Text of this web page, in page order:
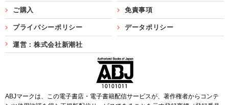
ご購入 免責事項
プライバシーポリシー データポリシー
運営：株式会社新潮社
ABJマークは、この電子書店・電子書籍配信サービスが、著作権者からコンテ